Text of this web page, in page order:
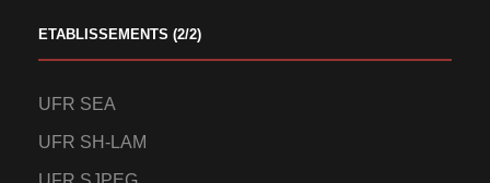
ETABLISSEMENTS (2/2)
UFR SEA
UFR SH-LAM